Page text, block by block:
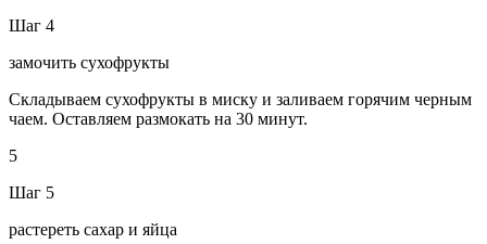
Шаг 4
замочить сухофрукты
Складываем сухофрукты в миску и заливаем горячим черным
чаем. Оставляем размокать на 30 минут.
5
Шаг 5
растереть сахар и яйца